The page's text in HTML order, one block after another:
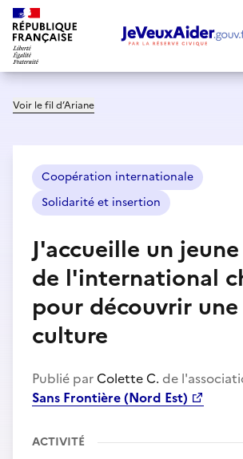
Voir le fil d’Ariane
Coopération internationale
Solidarité et insertion
J'accueille un
de l'international
pour découvrir
culture
Publié par Colette C. de
Sans Frontière (Nord Est)
ACTIVITÉ